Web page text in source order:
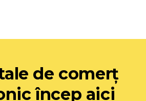
de comerț
încep aici